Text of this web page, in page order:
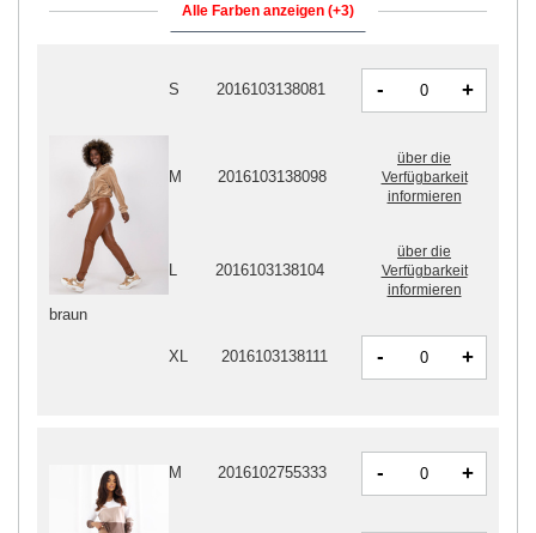
Alle Farben anzeigen (+3)
M 2016102755333 - +
braun
S 2016103138081 - +
M 2016103138098
über die
Verfügbarkeit
informieren
2016103138104
über die
Verfügbarkeit
informieren
XL 2016103138111 - +